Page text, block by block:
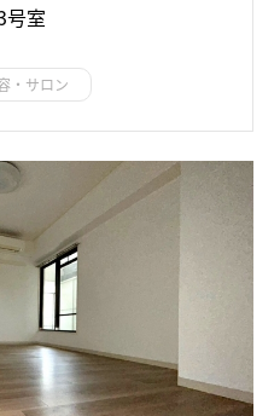
号室
・サロン